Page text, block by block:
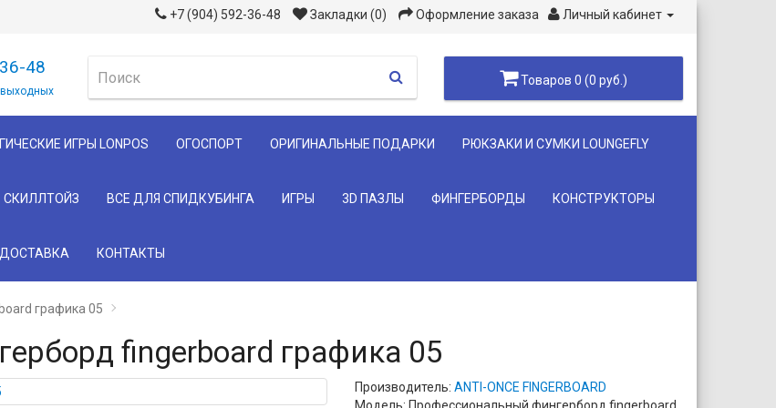
+7 (904) 592-36-48 Закладки (0) Оформление заказа Личный кабинет
48
Товаров 0 (0 руб.)
ИГРЫ LONPOS ОГОСПОРТ ОРИГИНАЛЬНЫЕ ПОДАРКИ РЮКЗАКИ И СУМКИ LOUNGEFLY
СКИЛЛТОЙЗ ВСЕ ДЛЯ СПИДКУБИНГА ИГРЫ 3D ПАЗЛЫ ФИНГЕРБОРДЫ КОНСТРУКТОРЫ
КОНТАКТЫ
графика 05
fingerboard графика 05
Производитель: ANTI-ONCE FINGERBOARD